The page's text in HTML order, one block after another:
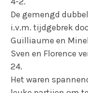
De gemengd
i.v.m. tijdgebrek
Guilliaume en
Sven en Florence
24.
Het waren